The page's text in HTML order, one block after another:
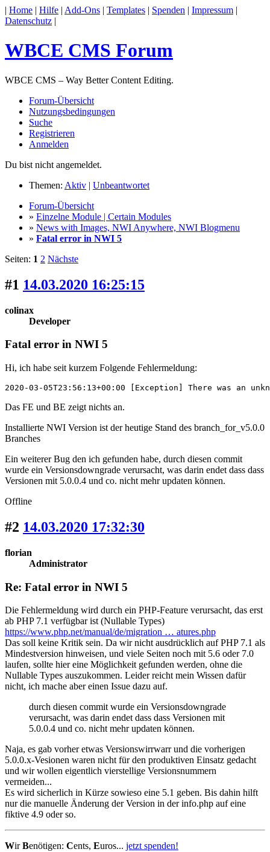
| Home | Hilfe | Add-Ons | Templates | Spenden | Impressum |
Datenschutz |
WBCE CMS Forum
WBCE CMS – Way Better Content Editing.
Forum-Übersicht
Nutzungsbedingungen
Suche
Registrieren
Anmelden
Du bist nicht angemeldet.
Themen: Aktiv | Unbeantwortet
Forum-Übersicht
» Einzelne Module | Certain Modules
» News with Images, NWI Anywhere, NWI Blogmenu
» Fatal error in NWI 5
Seiten: 1 2 Nächste
#1 14.03.2020 16:25:15
colinax
Developer
Fatal error in NWI 5
Hi, ich habe seit kurzem Folgende Fehlermeldung:
2020-03-05T23:56:13+00:00 [Exception] There was an
Das FE und BE zeigt nichts an.
Installierte NWI Version ist der heutige Stand des branch_for_v5.0.0
Branches
Ein weiterer Bug den ich gefunden habe, durch diesen commit
wurde ein Versionsdowngrade verursacht, was darin endet dass dass
Versionen mit 5.0.0.4 und co. nicht mehr updaten können.
Offline
#2 14.03.2020 17:32:30
florian
Administrator
Re: Fatal error in NWI 5
Die Fehlermeldung wird durch ein PHP-Feature verursacht, das erst
ab PHP 7.1 verfügbar ist (Nullable Types)
https://www.php.net/manual/de/migration … atures.php
Das soll keine Kritik sein. Da wir nicht ausdrücklich auf PHP 7.1 als
Mindestversion hinweisen, und viele Seiten noch mit 5.6 oder 7.0
laufen, sollte hier eine Möglichkeit gefunden werden, ohne die
Nullable Types auszukommen. Leider reicht mein Wissen dafür
nicht, ich mache aber einen Issue dazu auf.
durch diesen commit wurde ein Versionsdowngrade
verursacht, was darin endet dass dass Versionen mit
5.0.0.4 und co. nicht mehr updaten können.
Naja, es gab vorher etwas Versionswirrwarr und die vorherigen
5.0.0.x-Vesionen waren nicht für den produktiven Einsatz gedacht
und wir wollen eigentlich vierstellige Versionsnummern
vermeiden...
Es wird sicherlich in Kürze sowieso eine 5.1 geben. Bis dahin hilft
nur die manuelle Änderung der Version in der info.php auf eine
fiktive 4.9 oder so.
WirBenötigen: Cents, Euros... jetzt spenden!